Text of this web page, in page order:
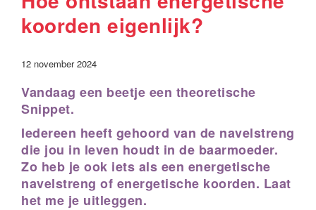
koorden eigenlijk?
12 november 2024
Vandaag een beetje een theoretische
Snippet.
Iedereen heeft gehoord van de navelstreng
die jou in leven houdt in de baarmoeder.
Zo heb je ook iets als een energetische
navelstreng of energetische koorden. Laat
het me je uitleggen.